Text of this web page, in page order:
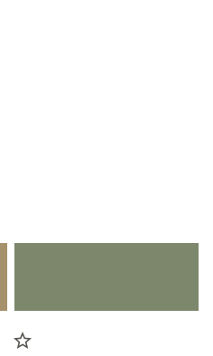
star_border